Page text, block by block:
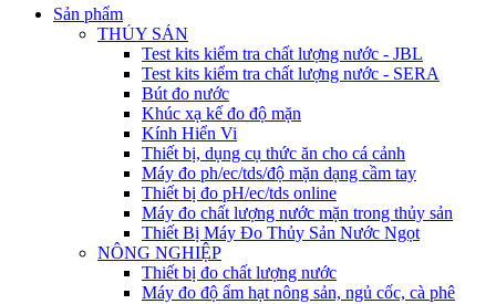
Sản phẩm
THỦY SẢN
Test kits kiểm tra chất lượng nước - JBL
Test kits kiểm tra chất lượng nước - SERA
Bút đo nước
Khúc xạ kế đo độ mặn
Kính Hiển Vi
Thiết bị, dụng cụ thức ăn cho cá cảnh
Máy đo ph/ec/tds/độ mặn dạng cầm tay
Thiết bị đo pH/ec/tds online
Máy đo chất lượng nước mặn trong thủy sản
Thiết Bị Máy Đo Thủy Sản Nước Ngọt
NÔNG NGHIỆP
Thiết bị đo chất lượng nước
Máy đo độ ẩm hạt nông sản, ngủ cốc, cà phê